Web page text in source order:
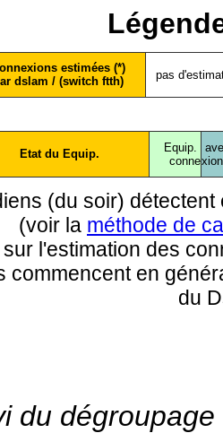
estimées (*)
dslam / (switch ftth)
pas
Etat du Equip.
Equip.
conne
(du soir)
(voir la méthode de
l'estimation des
commencent en
du
du